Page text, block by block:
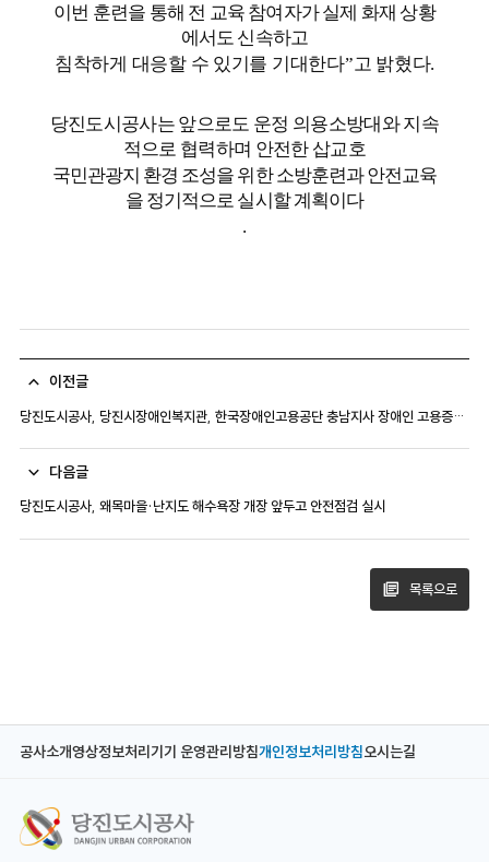
이번 훈련을 통해 전 교육 참여자가 실제 화재 상황
에서도 신속하고
침착하게 대응할 수 있기를 기대한다”고 밝혔다.
당진도시공사는 앞으로도 운정 의용소방대와 지속
적으로 협력하며 안전한 삽교호
국민관광지 환경 조성을 위한 소방훈련과 안전교육
을 정기적으로 실시할 계획이다
.
이전글
당진도시공사, 당진시장애인복지관, 한국장애인고용공단 충남지사 장애인 고용증진을 위한 업무 협약 체결
다음글
당진도시공사, 왜목마을·난지도 해수욕장 개장 앞두고 안전점검 실시
목록으로
공사소개영상정보처리기기 운영관리방침개인정보처리방침오시는길